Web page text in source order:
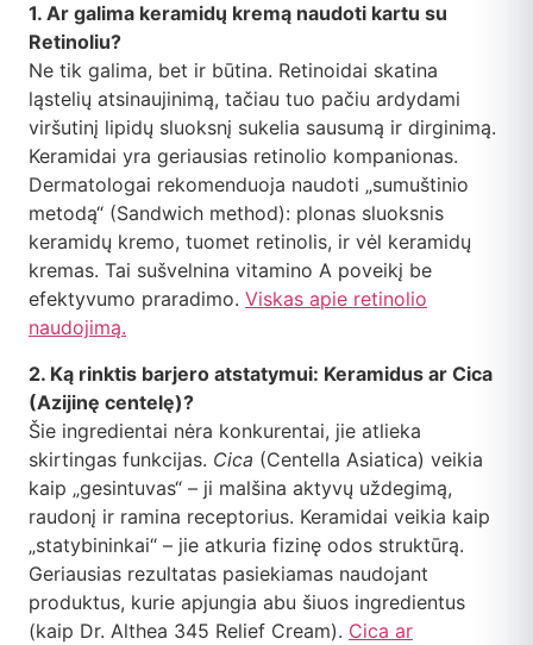
1. Ar galima keramidų kremą naudoti kartu su
Retinoliu?
Ne tik galima, bet ir būtina. Retinoidai skatina
ląstelių atsinaujinimą, tačiau tuo pačiu ardydami
viršutinį lipidų sluoksnį sukelia sausumą ir dirginimą.
Keramidai yra geriausias retinolio kompanionas.
Dermatologai rekomenduoja naudoti „sumuštinio
metodą“ (Sandwich method): plonas sluoksnis
keramidų kremo, tuomet retinolis, ir vėl keramidų
kremas. Tai sušvelnina vitamino A poveikį be
efektyvumo praradimo. Viskas apie retinolio
naudojimą.
2. Ką rinktis barjero atstatymui: Keramidus ar Cica
(Azijinę centelę)?
Šie ingredientai nėra konkurentai, jie atlieka
skirtingas funkcijas. Cica (Centella Asiatica) veikia
kaip „gesintuvas“ – ji malšina aktyvų uždegimą,
raudonį ir ramina receptorius. Keramidai veikia kaip
„statybininkai“ – jie atkuria fizinę odos struktūrą.
Geriausias rezultatas pasiekiamas naudojant
produktus, kurie apjungia abu šiuos ingredientus
(kaip Dr. Althea 345 Relief Cream). Cica ar